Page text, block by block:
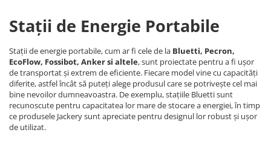
Stații de Energie Portabile
Stații de energie portabile, cum ar fi cele de la Bluetti, Pecron,
EcoFlow, Fossibot, Anker si altele, sunt proiectate pentru a fi ușor
de transportat și extrem de eficiente. Fiecare model vine cu capacități
diferite, astfel încât să puteți alege produsul care se potrivește cel mai
bine nevoilor dumneavoastra. De exemplu, stațiile Bluetti sunt
recunoscute pentru capacitatea lor mare de stocare a energiei, în timp
ce produsele Jackery sunt apreciate pentru designul lor robust și ușor
de utilizat.